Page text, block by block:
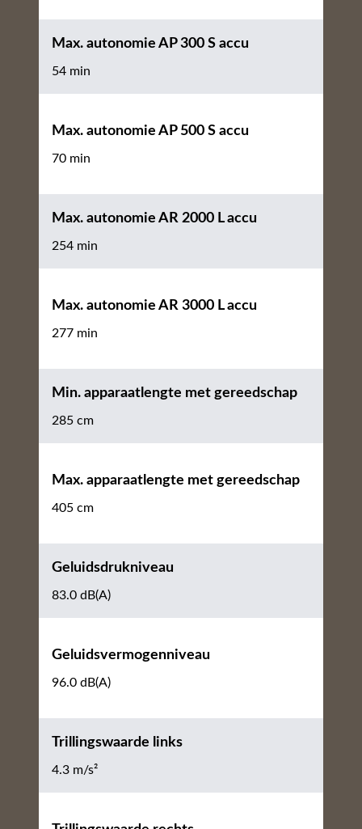
Max. autonomie AP 300 S accu
54 min
Max. autonomie AP 500 S accu
70 min
Max. autonomie AR 2000 L accu
254 min
Max. autonomie AR 3000 L accu
277 min
Min. apparaatlengte met gereedschap
285 cm
Max. apparaatlengte met gereedschap
405 cm
Geluidsdrukniveau
83.0 dB(A)
Geluidsvermogenniveau
96.0 dB(A)
Trillingswaarde links
4.3 m/s²